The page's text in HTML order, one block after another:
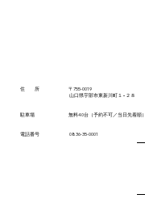
住 所 〒755-0019
山口県宇部市東新川町１−２８
駐車場 無料40台（予約不可／当日先着順）​​​
電話番号 0836-35-0001